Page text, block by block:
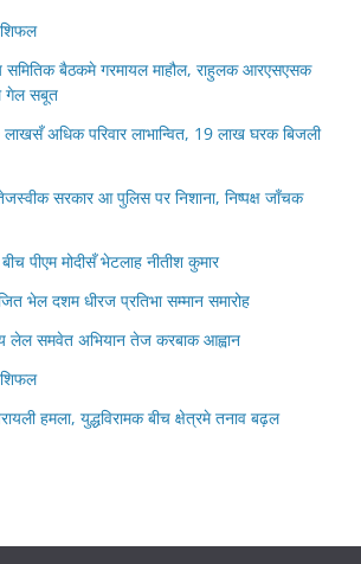
बैठकमे गरमायल माहौल, राहुलक आरएसएसक
गेल सबूत
अधिक परिवार लाभान्वित, 19 लाख घरक बिजली
सरकार आ पुलिस पर निशाना, निष्पक्ष जाँचक
पीएम मोदीसँ भेटलाह नीतीश कुमार
भेल दशम धीरज प्रतिभा सम्मान समारोह
लेल समवेत अभियान तेज करबाक आह्वान
हमला, युद्धविरामक बीच क्षेत्रमे तनाव बढ़ल